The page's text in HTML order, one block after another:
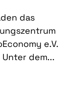
das
e.V.
dem...